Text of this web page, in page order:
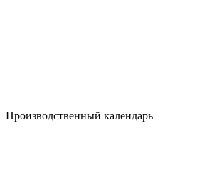
Производственный календарь